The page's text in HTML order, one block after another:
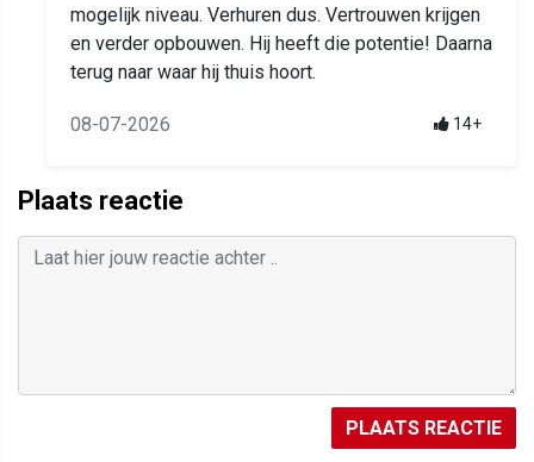
mogelijk niveau. Verhuren dus. Vertrouwen krijgen
en verder opbouwen. Hij heeft die potentie! Daarna
terug naar waar hij thuis hoort.
08-07-2026 14+
Plaats reactie
PLAATS REACTIE